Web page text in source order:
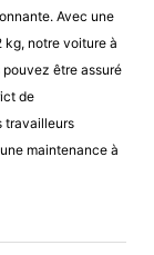
Avec une
kg, notre voiture à
être assuré
de
travailleurs
maintenance à